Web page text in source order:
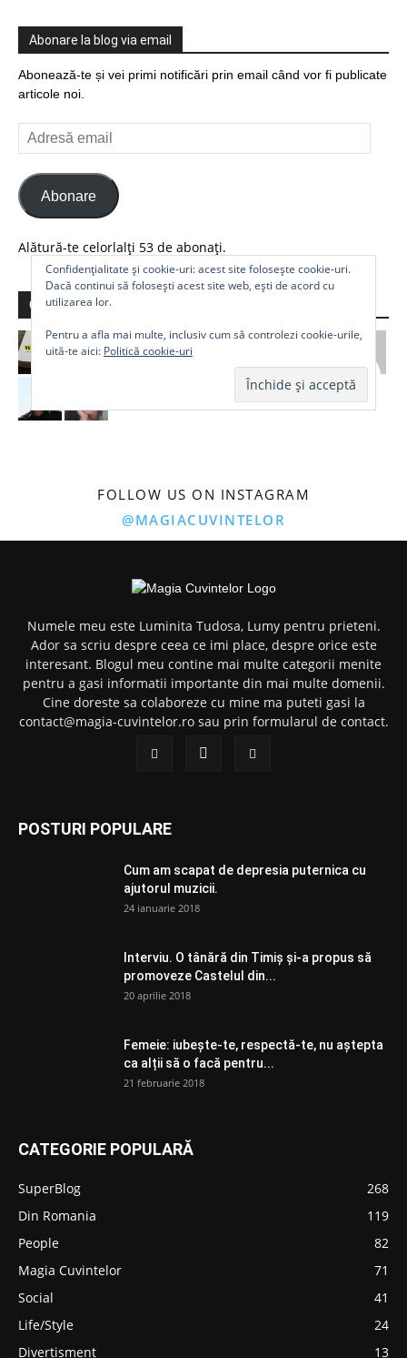
Abonare la blog via email
Abonează-te și vei primi notificări prin email când vor fi publicate
articole noi.
Adresă
email
Abonare
Alătură-te celorlalți 53 de abonați.
Comunitate
Confidențialitate și cookie-uri: acest site folosește cookie-uri.
Dacă continui să folosești acest site web, ești de acord cu
utilizarea lor.
Pentru a afla mai multe, inclusiv cum să controlezi cookie-urile,
uită-te aici: Politică cookie-uri
FOLLOW US ON INSTAGRAM
@MAGIACUVINTELOR
Numele meu este Luminita Tudosa, Lumy pentru prieteni.
Ador sa scriu despre ceea ce imi place, despre orice este
interesant. Blogul meu contine mai multe categorii menite
pentru a gasi informatii importante din mai multe domenii.
Cine doreste sa colaboreze cu mine ma puteti gasi la
contact@magia-cuvintelor.ro sau prin formularul de contact.
POSTURI POPULARE
Cum am scapat de depresia puternica cu
ajutorul muzicii.
24 ianuarie 2018
Interviu. O tânără din Timiș și-a propus să
promoveze Castelul din...
20 aprilie 2018
Femeie: iubește-te, respectă-te, nu aștepta
ca alții să o facă pentru...
21 februarie 2018
CATEGORIE POPULARĂ
SuperBlog
268
Din Romania
119
People
82
Magia Cuvintelor
71
Social
41
Life/Style
24
Divertisment
13